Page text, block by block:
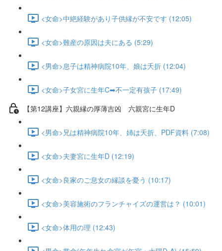
<女命>中絶経験があり子供縁が不安です (12:05)
<女命>難産の原因は夫にある (5:29)
<男命>息子は精神病院10年、娘は夭折 (12:04)
<女命>子女宮に生年C➡不一定有孩子 (17:49)
【第12講座】六親縁の厚薄吉凶 六親宮に生年D
<男命>兄は精神病院10年、姉は夭折、PDF資料 (7:08)
<女命>夫妻宮に生年D (12:19)
<女命>良家のご息女の縁談を憂う (10:17)
<女命>美容施術のフランチャイズの運営は？ (10:01)
<女命>体用の理 (12:43)